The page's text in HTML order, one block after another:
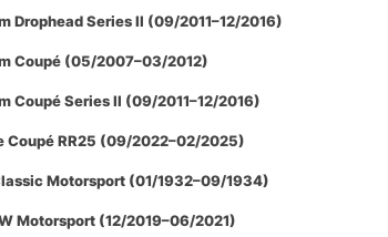
Drophead Series II (09/2011–12/2016)
Coupé (05/2007–03/2012)
Coupé Series II (09/2011–12/2016)
Coupé RR25 (09/2022–02/2025)
Motorsport (01/1932–09/1934)
Motorsport (12/2019–06/2021)